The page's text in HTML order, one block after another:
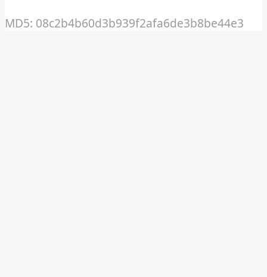
MD5: 08c2b4b60d3b939f2afa6de3b8be44e3